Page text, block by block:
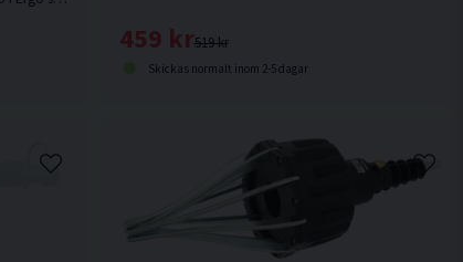
519 kr
459 kr
Skickas normalt inom 2-5 dagar